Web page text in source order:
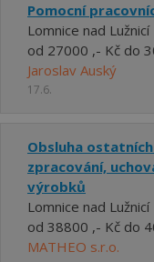
Pomocní
Lomnice nad Lužnicí
od 27000 ,- Kč do
Jaroslav Auský
17.6.
Obsluha
zpracování,
výrobků
Lomnice nad Lužnicí
od 38800 ,- Kč do
MATHEO s.r.o.